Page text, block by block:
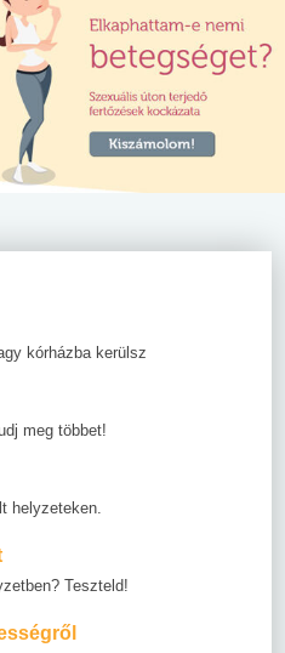
kórházba kerülsz
meg többet!
helyzeteken.
Teszteld!